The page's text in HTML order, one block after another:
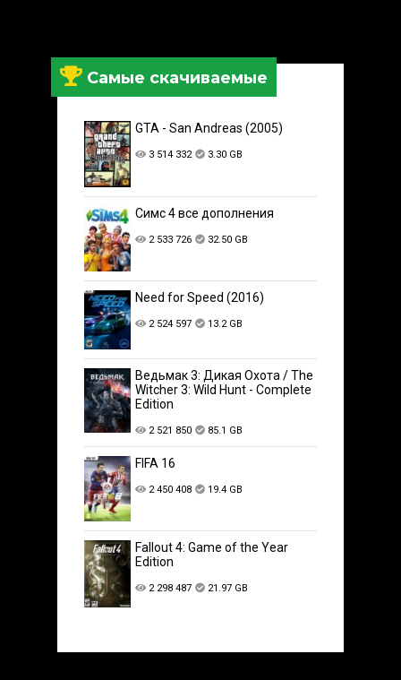
Самые скачиваемые
GTA - San Andreas (2005)
3 514 332 3.30 GB
Симс 4 все дополнения
2 533 726 32.50 GB
Need for Speed (2016)
2 524 597 13.2 GB
Ведьмак 3: Дикая Охота / The
Witcher 3: Wild Hunt - Complete
Edition
2 521 850 85.1 GB
FIFA 16
2 450 408 19.4 GB
Fallout 4: Game of the Year
Edition
2 298 487 21.97 GB